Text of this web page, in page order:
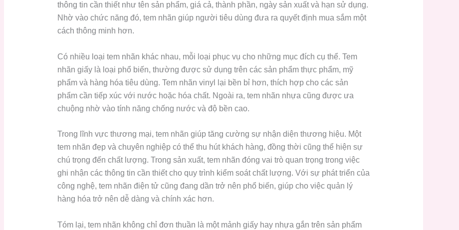
thông tin cần thiết như tên sản phẩm, giá cả, thành phần, ngày sản xuất và hạn sử dụng.
Nhờ vào chức năng đó, tem nhãn giúp người tiêu dùng đưa ra quyết định mua sắm một
cách thông minh hơn.
Có nhiều loại tem nhãn khác nhau, mỗi loại phục vụ cho những mục đích cụ thể. Tem
nhãn giấy là loại phổ biến, thường được sử dụng trên các sản phẩm thực phẩm, mỹ
phẩm và hàng hóa tiêu dùng. Tem nhãn vinyl lại bền bỉ hơn, thích hợp cho các sản
phẩm cần tiếp xúc với nước hoặc hóa chất. Ngoài ra, tem nhãn nhựa cũng được ưa
chuộng nhờ vào tính năng chống nước và độ bền cao.
Trong lĩnh vực thương mại, tem nhãn giúp tăng cường sự nhận diện thương hiệu. Một
tem nhãn đẹp và chuyên nghiệp có thể thu hút khách hàng, đồng thời cũng thể hiện sự
chú trọng đến chất lượng. Trong sản xuất, tem nhãn đóng vai trò quan trọng trong việc
ghi nhận các thông tin cần thiết cho quy trình kiểm soát chất lượng. Với sự phát triển của
công nghệ, tem nhãn điện tử cũng đang dần trở nên phổ biến, giúp cho việc quản lý
hàng hóa trở nên dễ dàng và chính xác hơn.
Tóm lại, tem nhãn không chỉ đơn thuần là một mảnh giấy hay nhựa gắn trên sản phẩm